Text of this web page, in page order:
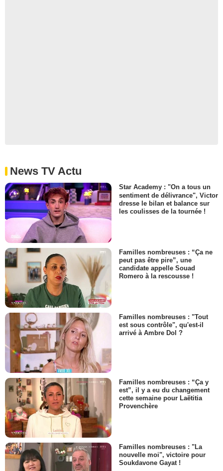
News TV Actu
Star Academy : "On a tous un
sentiment de délivrance", Victor
dresse le bilan et balance sur
les coulisses de la tournée !
Familles nombreuses : “Ça ne
peut pas être pire”, une
candidate appelle Souad
Romero à la rescousse !
Familles nombreuses : "Tout
est sous contrôle", qu'est-il
arrivé à Ambre Dol ?
Familles nombreuses : “Ça y
est”, il y a eu du changement
cette semaine pour Laëtitia
Provenchère
Familles nombreuses : "La
nouvelle moi", victoire pour
Soukdavone Gayat !